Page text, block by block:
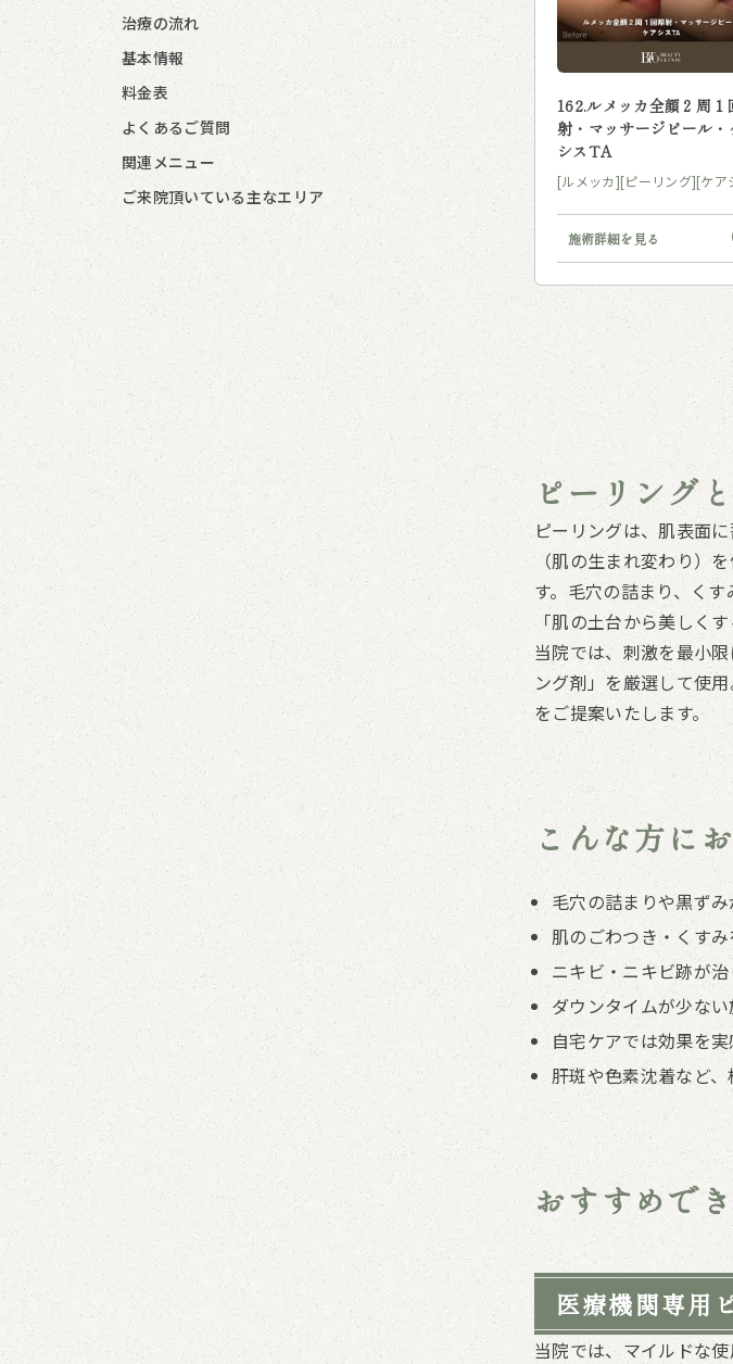
治療の流れ
基本情報
料金表
よくあるご質問
関連メニュー
ご来院頂いている主なエリア
162.ルメッカ全顔２周１
射・マッサージピール・
シスTA
[ルメッカ][ピーリング][ケア
施術詳細を見る
ピーリング
ピーリングは、肌表面
（肌の生まれ変わり）
す。毛穴の詰まり、く
「肌の土台から美しくす
当院では、刺激を最小
ング剤」を厳選して使
をご提案いたします。
こんな方に
毛穴の詰まりや黒ず
肌のごわつき・くす
ニキビ・ニキビ跡が
ダウンタイムが少な
自宅ケアでは効果を
肝斑や色素沈着など
おすすめで
医療機関専用
当院では、マイルドな